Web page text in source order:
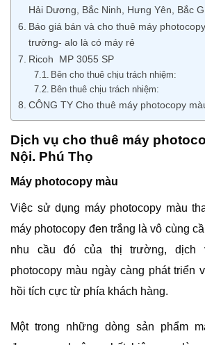
Hải Dương, Bắc Ninh, Hưng Yên, Bắc
Báo giá bán và cho thuê máy
trường- alo là có máy rẻ
Ricoh MP 3055 SP
Bên cho thuê chịu trách nhiệm:
Bên thuê chịu trách nhiệm:
CÔNG TY Cho thuê máy photocopy
Dịch vụ cho thuê máy
Nội. Phú Thọ
Máy photocopy màu
Việc sử dụng máy photocopy màu
máy photocopy đen trắng là vô cùng
nhu cầu đó của thị trường, dịch
photocopy màu ngày càng phát triển
hồi tích cực từ phía khách hàng.
Một trong những dòng sản phẩm